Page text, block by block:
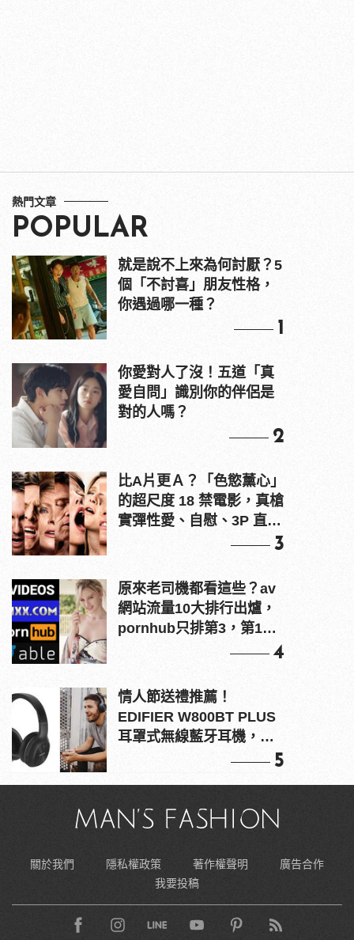
熱門文章
POPULAR
就是說不上來為何討厭？5
個「不討喜」朋友性格，
你遇過哪一種？
1
你愛對人了沒！五道「真
愛自問」識別你的伴侶是
對的人嗎？
2
比A片更Ａ？「色慾薰心」
的超尺度 18 禁電影，真槍
實彈性愛、自慰、3P 直接
3
原來老司機都看這些？av
網站流量10大排行出爐，
pornhub只排第3，第1名
4
情人節送禮推薦！
EDIFIER W800BT PLUS
耳罩式無線藍牙耳機，在
5
關於我們 隱私權政策 著作權聲明
廣告合作
我要投稿